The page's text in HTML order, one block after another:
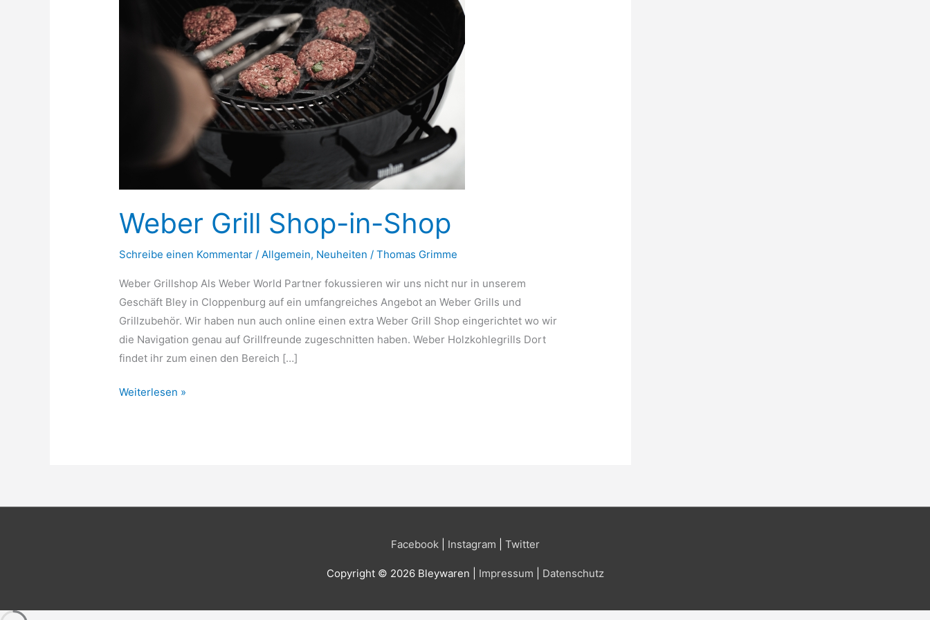
Weber Grill Shop-in-Shop
Schreibe einen Kommentar / Allgemein, Neuheiten /Thomas Grimme
Weber Grillshop Als Weber World Partner fokussieren wir uns nicht nur in unserem
Geschäft Bley in Cloppenburg auf ein umfangreiches Angebot an Weber Grills und
Grillzubehör. Wir haben nun auch online einen extra Weber Grill Shop eingerichtet wo wir
die Navigation genau auf Grillfreunde zugeschnitten haben. Weber Holzkohlegrills Dort
findet ihr zum einen den Bereich […]
Weber
Weiterlesen »
Facebook| Instagram Twitter
Copyright © 2026 Bleywaren | Impressum Datenschutz